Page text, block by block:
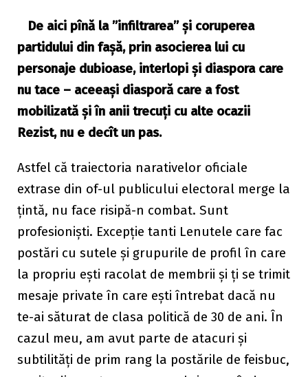
De aici pînă la ”infiltrarea” și coruperea
partidului din fașă, prin asocierea lui cu
personaje dubioase, interlopi și diaspora care
nu tace – aceeași diasporă care a fost
mobilizată și în anii trecuți cu alte ocazii
Rezist, nu e decît un pas.
Astfel că traiectoria narativelor oficiale
extrase din of-ul publicului electoral merge la
țintă, nu face risipă-n combat. Sunt
profesioniști. Excepție tanti Lenutele care fac
postări cu sutele și grupurile de profil în care
la propriu ești racolat de membrii și ți se trimit
mesaje private în care ești întrebat dacă nu
te-ai săturat de clasa politică de 30 de ani. În
cazul meu, am avut parte de atacuri și
subtilități de prim rang la postările de feisbuc,